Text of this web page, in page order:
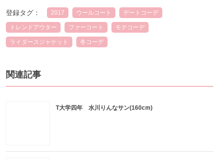
登録タグ： 2017 ウールコート デートコーデ
トレンドアウター ファーコート モテコーデ
ライダースジャケット 冬コーデ
関連記事
T大学四年 水川りんなサン(160cm)